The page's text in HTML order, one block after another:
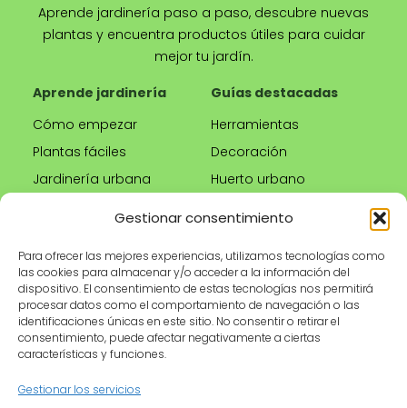
Gestionar consentimiento
Para ofrecer las mejores experiencias, utilizamos tecnologías como
las cookies para almacenar y/o acceder a la información del
dispositivo. El consentimiento de estas tecnologías nos permitirá
procesar datos como el comportamiento de navegación o las
identificaciones únicas en este sitio. No consentir o retirar el
consentimiento, puede afectar negativamente a ciertas
características y funciones.
Gestionar los servicios
Aprende jardinería paso a paso, descubre nuevas
plantas y encuentra productos útiles para cuidar
mejor tu jardín.
Aprende jardinería
Cómo empezar
Plantas fáciles
Jardinería urbana
Guías destacadas
Herramientas
Decoración
Huerto urbano
Tienda
Productos
recomendados
Herramientas de
Información legal
Aviso legal
Política de privacidad